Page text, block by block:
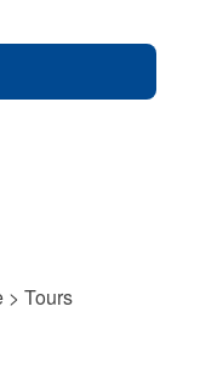
> Tours